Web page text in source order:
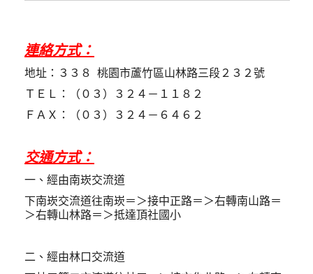
學習園地
評鑑專區
課程計畫
後台
登入
連絡方式：
地址：３３８ 桃園市蘆竹區山林路三段２３２號
ＴＥＬ：（０３）３２４－１１８２
ＦＡＸ：（０３）３２４－６４６２
交通方式：
一、經由南崁交流道
下南崁交流道往南崁＝＞接中正路＝＞右轉南山路＝
＞右轉山林路＝＞抵達頂社國小
二、經由林口交流道